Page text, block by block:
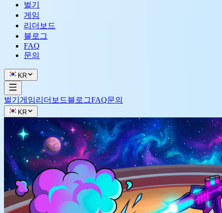
벌기
게임
리더보드
블로그
FAQ
문의
KR
벌기 게임리더보드블로그FAQ문의
KR